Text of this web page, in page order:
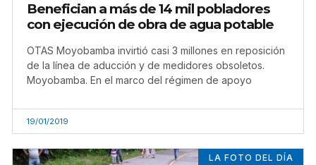
Benefician a más de 14 mil pobladores
con ejecución de obra de agua potable
OTAS Moyobamba invirtió casi 3 millones en reposición
de la línea de aducción y de medidores obsoletos.
Moyobamba. En el marco del régimen de apoyo
19/01/2019
LA FOTO DEL DÍA